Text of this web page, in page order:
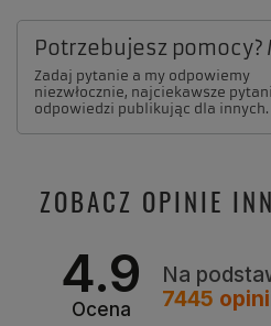
Potrzebujesz pomocy?
Zadaj pytanie a my odpowiemy
niezwłocznie, najciekawsze
odpowiedzi publikując dla innych.
ZOBACZ OPINIE
4.9
Ocena
Na
7445